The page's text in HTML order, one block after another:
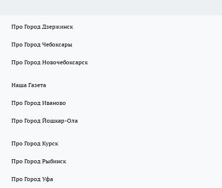
Про Город Дзержинск
Про Город Чебоксары
Про Город Новочебоксарск
Наша Газета
Про Город Иваново
Про Город Йошкар-Ола
Про Город Курск
Про Город Рыбинск
Про Город Уфа